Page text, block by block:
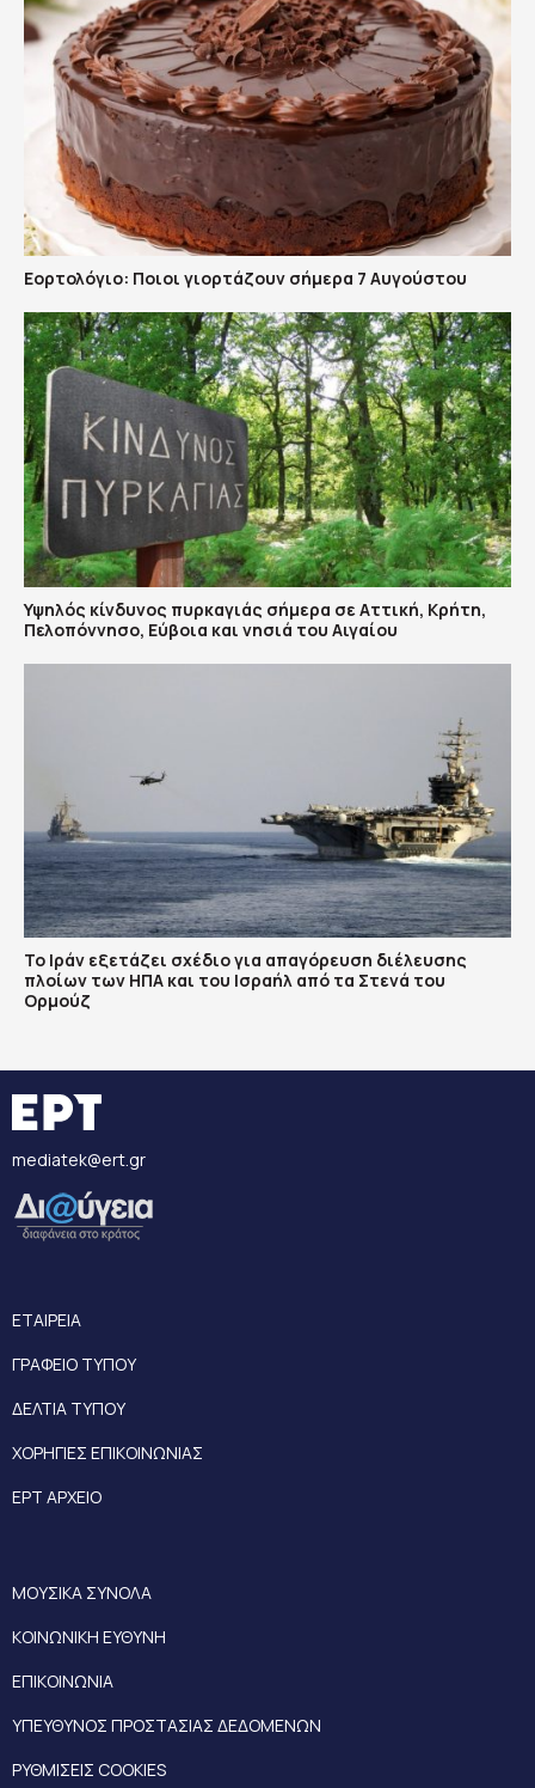
Εορτολόγιο: Ποιοι γιορτάζουν σήμερα 7 Αυγούστου
Υψηλός κίνδυνος πυρκαγιάς σήμερα σε Αττική, Κρήτη,
Πελοπόννησο, Εύβοια και νησιά του Αιγαίου
Το Ιράν εξετάζει σχέδιο για απαγόρευση διέλευσης
πλοίων των ΗΠΑ και του Ισραήλ από τα Στενά του
Ορμούζ
mediatek@ert.gr
ΕΤΑΙΡΕΙΑ
ΓΡΑΦΕΙΟ ΤΥΠΟΥ
ΔΕΛΤΙΑ ΤΥΠΟΥ
ΧΟΡΗΓΙΕΣ ΕΠΙΚΟΙΝΩΝΙΑΣ
ΕΡΤ ΑΡΧΕΙΟ
ΜΟΥΣΙΚΑ ΣΥΝΟΛΑ
ΚΟΙΝΩΝΙΚΗ ΕΥΘΥΝΗ
ΕΠΙΚΟΙΝΩΝΙΑ
ΥΠΕΥΘΥΝΟΣ ΠΡΟΣΤΑΣΙΑΣ ΔΕΔΟΜΕΝΩΝ
ΡΥΘΜΙΣΕΙΣ COOKIES